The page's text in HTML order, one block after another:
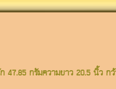
47.85 กรัมความยาว 20.5 นิ้ว ก